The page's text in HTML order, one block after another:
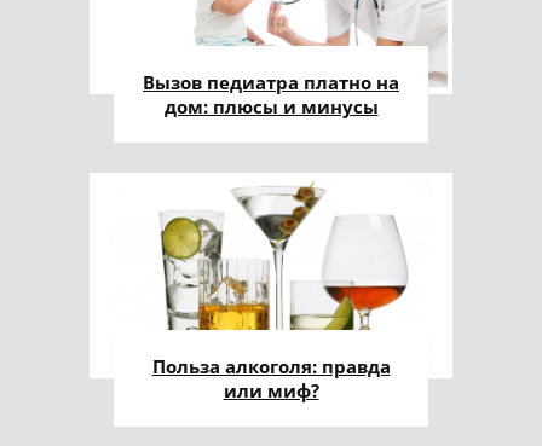
Вызов педиатра платно на
дом: плюсы и минусы
Польза алкоголя: правда
или миф?